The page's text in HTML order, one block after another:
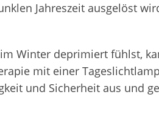
Jahreszeit ausgelöst
Winter deprimiert fühlst,
mit einer
und Sicherheit aus und